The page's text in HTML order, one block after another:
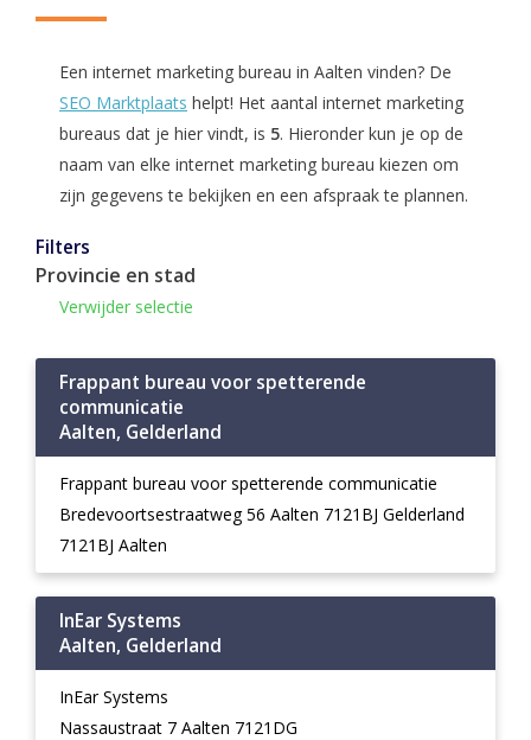
Een internet marketing bureau in Aalten vinden? De
SEO Marktplaats helpt! Het aantal internet marketing
bureaus dat je hier vindt, is 5. Hieronder kun je op de
naam van elke internet marketing bureau kiezen om
zijn gegevens te bekijken en een afspraak te plannen.
Filters
Provincie en stad
Verwijder selectie
Frappant bureau voor spetterende
communicatie
Aalten, Gelderland
Frappant bureau voor spetterende communicatie
Bredevoortsestraatweg 56 Aalten 7121BJ Gelderland
7121BJ Aalten
InEar Systems
Aalten, Gelderland
InEar Systems
Nassaustraat 7 Aalten 7121DG